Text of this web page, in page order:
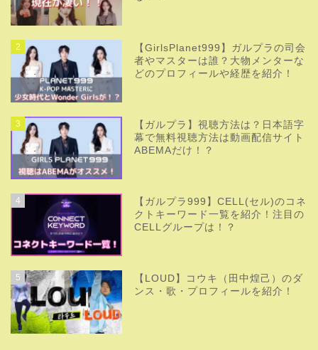
2
【GirlsPlanet999】ガルプラの司会
者やマスターは誰？大物メンターな
どのプロフィールや経歴を紹介！
3
【ガルプラ】視聴方法は？日本語字
幕で無料視聴方法は動画配信サイト
ABEMAだけ！？
4
【ガルプラ999】CELL(セル)のコネ
クトキーワード一覧を紹介！注目の
CELLグループは！？
5
【LOUD】コウキ（田中煌己）のダ
ンス・歌・プロフィールを紹介！